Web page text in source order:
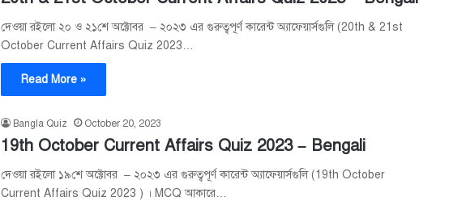
দেওয়া রইলো ২০ ও ২১শে অক্টোবর – ২০২৩ এর গুরুত্বপূর্ণ কারেন্ট অ্যাফেয়ার্সগুলি (20th & 21st
October Current Affairs Quiz 2023…
Read More »
Bangla Quiz October 20, 2023
19th October Current Affairs Quiz 2023 – Bengali
দেওয়া রইলো ১৯শে অক্টোবর – ২০২৩ এর গুরুত্বপূর্ণ কারেন্ট অ্যাফেয়ার্সগুলি (19th October
Current Affairs Quiz 2023 ) । MCQ আকারে…